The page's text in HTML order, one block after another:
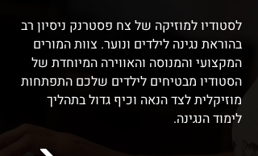
לסטודיו למוזיקה של צח פסטרנק ניסיון רב
בהוראת נגינה לילדים ונוער. צוות המורים
המקצועי והמנוסה והאווירה המיוחדת של
הסטודיו מבטיחים לילדים שלכם התפתחות
מוזיקלית לצד הנאה וכיף גדול בתהליך
לימוד הנגינה.